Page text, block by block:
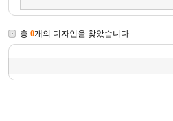
총 0개의 디자인을 찾았습니다.